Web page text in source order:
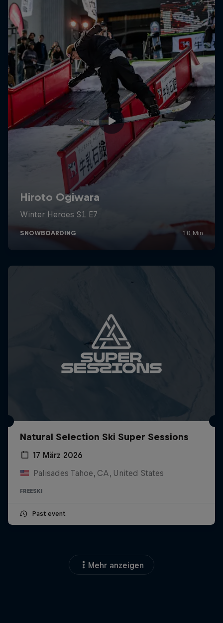
Natural Selection Ski Super Sessions
17 März 2026
Palisades Tahoe, CA, United States
FREESKI
Past event
Mehr anzeigen